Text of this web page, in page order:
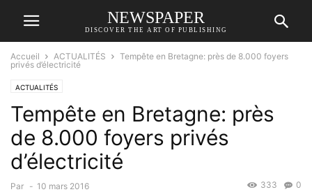
NEWSPAPER
DISCOVER THE ART OF PUBLISHING
Accueil ACTUALITÉS
Tempête en Bretagne: près de 8.000 foyers
privés d’électricité
ACTUALITÉS
Tempête en Bretagne: près
de 8.000 foyers privés
d’électricité
Par - 10 mars 2016 0
333